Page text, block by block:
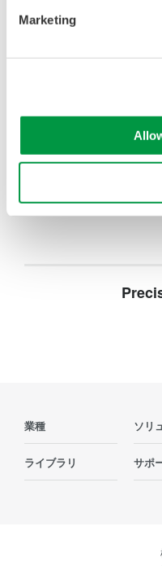
Marketing
取扱説明書
Model 702907 10:1パ
縁型BNC用)(711.3 KB)
お気軽にお問い
業種 ソリ
ライブラリ サポ